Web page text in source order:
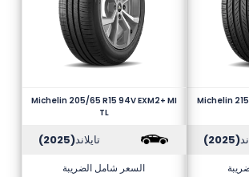
Michelin
(2025)
Michelin 205/65 R15 94V EXM2+ MI
TL
تايلاند(2025)
السعر شامل الضريبة